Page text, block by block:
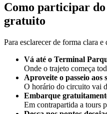
Como participar
gratuito
Para esclarecer de forma clara
Vá até o Terminal
Onde o trajeto começa
Aproveite o passeio aos
O horário do circuito vai
Embarque
Em contrapartida a tours